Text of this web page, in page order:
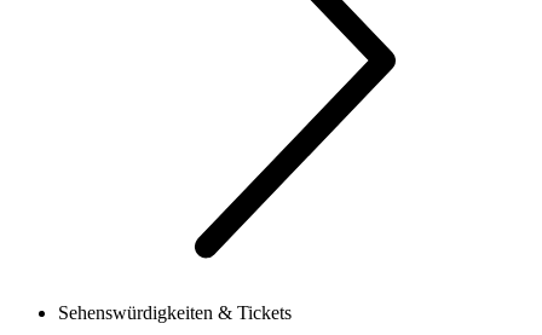
Sehenswürdigkeiten & Tickets